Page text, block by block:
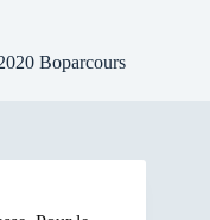
Boparcours